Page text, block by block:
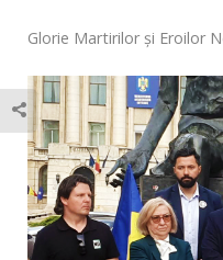
Glorie Martirilor și Eroilor